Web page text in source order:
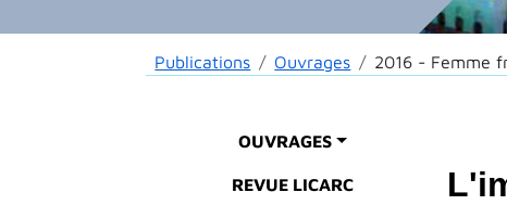
Fil d'Ariane
Publications Ouvrages 2016 - Femme
Main menuOUVRAGES
REVUE LICARC